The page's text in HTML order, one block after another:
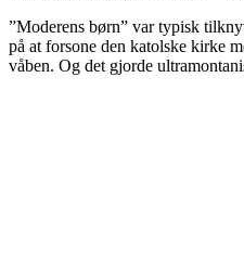
”Moderens børn” var typisk
på at forsone den katolske kirke
våben. Og det gjorde